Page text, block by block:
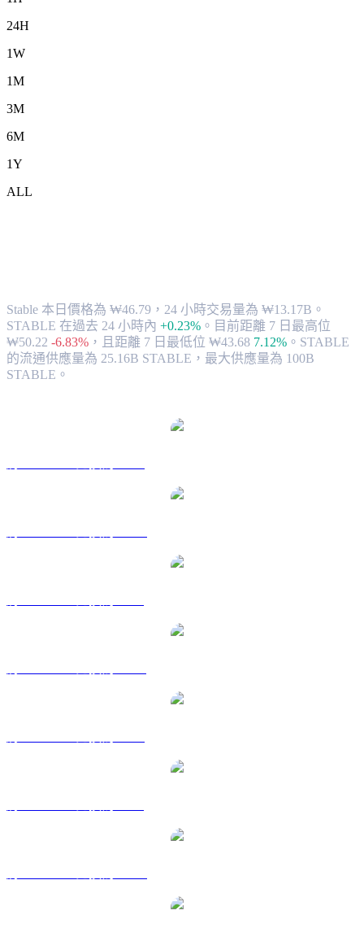
24H
1W
1M
3M
6M
1Y
ALL
Stable 本日價格為 ₩46.79，24 小時交易量為 ₩13.17B。
STABLE 在過去 24 小時內 +0.23% 。 目前距離 7 日最高位
₩50.22 -6.83% ， 且距離 7 日最低位 ₩43.68 7.12% 。 STABLE
的流通供應量為 25.16B STABLE，最大供應量為 100B
STABLE。